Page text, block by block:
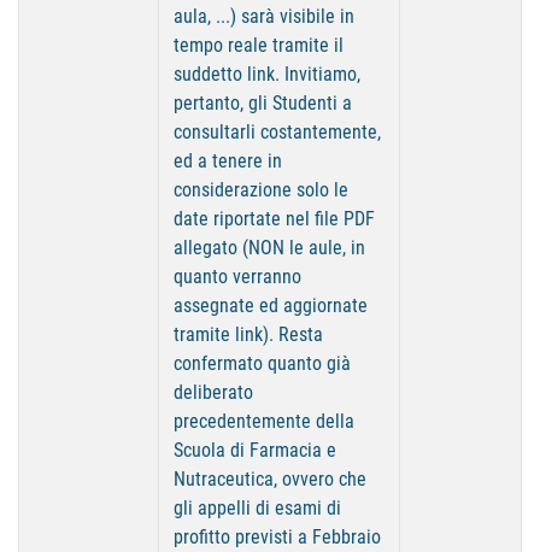
aula, ...) sarà visibile in
tempo reale tramite il
suddetto link. Invitiamo,
pertanto, gli Studenti a
consultarli costantemente,
ed a tenere in
considerazione solo le
date riportate nel file PDF
allegato (NON le aule, in
quanto verranno
assegnate ed aggiornate
tramite link). Resta
confermato quanto già
deliberato
precedentemente della
Scuola di Farmacia e
Nutraceutica, ovvero che
gli appelli di esami di
profitto previsti a Febbraio